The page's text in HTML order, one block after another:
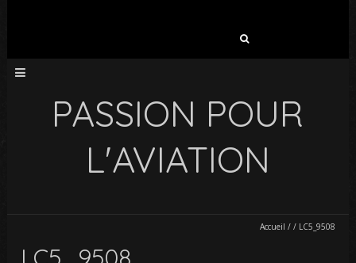
PASSION POUR
L'AVIATION
Accueil / / LC5_9508